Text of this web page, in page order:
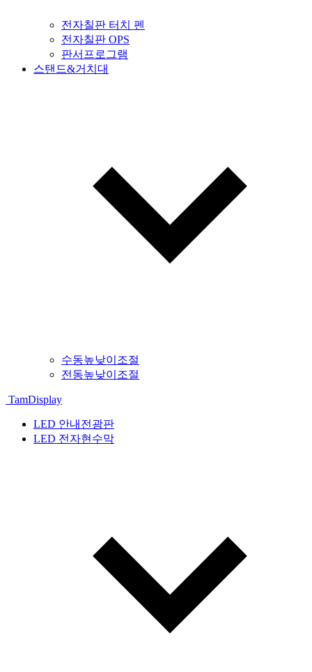
전자칠판 터치 펜
전자칠판 OPS
판서프로그램
스탠드&거치대
수동높낮이조절
전동높낮이조절
TamDisplay
LED 안내전광판
LED 전자현수막